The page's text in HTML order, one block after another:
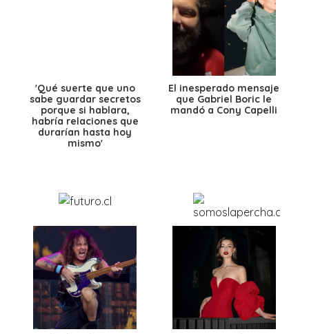
'Qué suerte que uno
sabe guardar secretos
porque si hablara,
habría relaciones que
durarían hasta hoy
mismo'
El inesperado mensaje
que Gabriel Boric le
mandó a Cony Capelli